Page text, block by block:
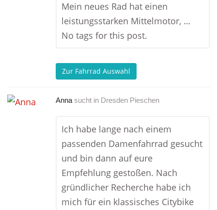
Mein neues Rad hat einen
leistungsstarken Mittelmotor, …
No tags for this post.
Zur Fahrrad Auswahl
Anna sucht in Dresden Pieschen
Ich habe lange nach einem
passenden Damenfahrrad gesucht
und bin dann auf eure
Empfehlung gestoßen. Nach
gründlicher Recherche habe ich
mich für ein klassisches Citybike